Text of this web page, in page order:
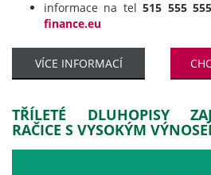
informace na tel515 555 555
finance.eu
VÍCE INFORMACÍ
TŘÍLETÉ DLUHOPISY
RAČICE S VYSOKÝM